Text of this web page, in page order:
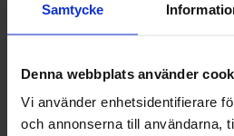
Samtycke
Denna webbplats använder
Vi använder enhetsidentifierare
och annonserna till användarna,